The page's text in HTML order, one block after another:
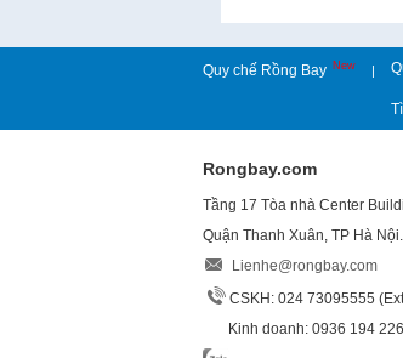
Quy chế Rồng Bay New |
Rongbay.com
Tầng 17 Tòa nhà Center
Quận Thanh Xuân, TP Hà Nội.
Lienhe@rongbay.com
CSKH: 024 73095555
Kinh doanh: 0936 194 226